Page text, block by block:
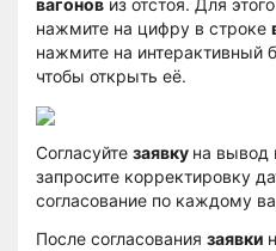
вагонов из отстоя. Для
нажмите на цифру в строке
нажмите на интерактивный
чтобы открыть её.
Согласуйте заявку на вывод
запросите корректировку
согласование по каждому
После согласования заявки